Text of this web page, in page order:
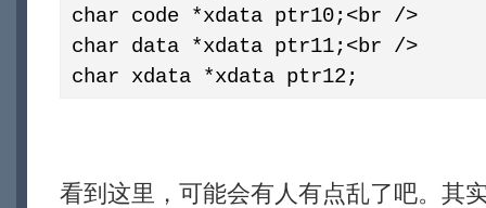
char code *xdata ptr10;<br />
char data *xdata ptr11;<br />
char xdata *xdata ptr12;
看到这里，可能会有人有点乱了吧。其